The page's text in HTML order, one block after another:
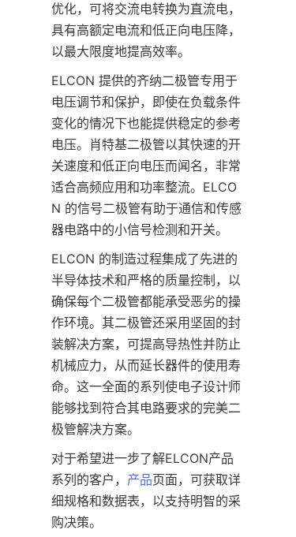
优化，可将交流电转换为直流电，
具有高额定电流和低正向电压降，
ELCON 提供的齐纳二极管专用于
电压调节和保护，即使在负载条件
变化的情况下也能提供稳定的参考
电压。肖特基二极管以其快速的开
关速度和低正向电压而闻名，非常
适合高频应用和功率整流。ELCO
N 的信号二极管有助于通信和传感
ELCON 的制造过程集成了先进的
半导体技术和严格的质量控制，以
确保每个二极管都能承受恶劣的操
作环境。其二极管还采用坚固的封
装解决方案，可提高导热性并防止
机械应力，从而延长器件的使用寿
命。这一全面的系列使电子设计师
能够找到符合其电路要求的完美二
对于希望进一步了解ELCON产品
系列的客户， 产品页面，可获取详
细规格和数据表，以支持明智的采